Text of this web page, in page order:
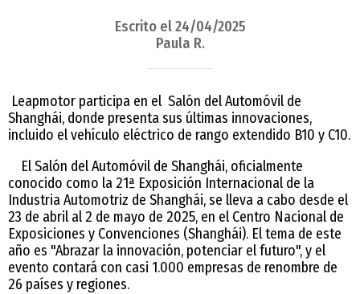
Escrito el 24/04/2025
Paula R.
Leapmotor participa en el Salón del Automóvil de
Shanghái, donde presenta sus últimas innovaciones,
incluido el vehículo eléctrico de rango extendido B10 y C10.
El Salón del Automóvil de Shanghái, oficialmente
conocido como la 21ª Exposición Internacional de la
Industria Automotriz de Shanghái, se lleva a cabo desde el
23 de abril al 2 de mayo de 2025, en el Centro Nacional de
Exposiciones y Convenciones (Shanghái). El tema de este
año es "Abrazar la innovación, potenciar el futuro", y el
evento contará con casi 1.000 empresas de renombre de
26 países y regiones.